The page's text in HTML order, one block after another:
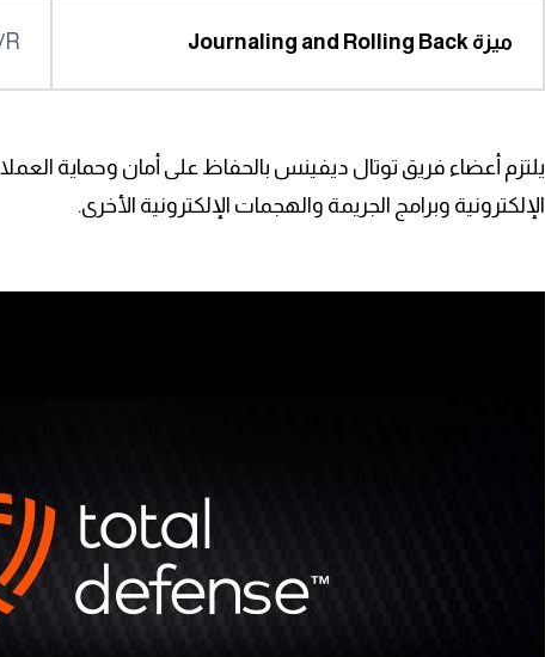
ميزة Journaling and Rolling Back R
يلتزم أعضاء فريق توتال ديفينس بالحفاظ على أمان وحماية
الإلكترونية وبرامج الجريمة والهجمات الإلكترونية الأخرى.